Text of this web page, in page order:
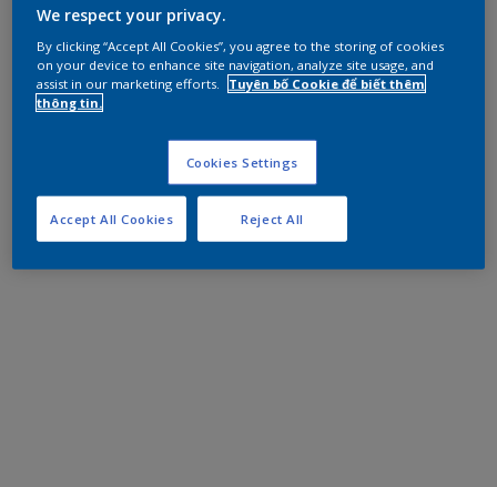
We respect your privacy.
By clicking “Accept All Cookies”, you agree to the storing of cookies
on your device to enhance site navigation, analyze site usage, and
assist in our marketing efforts.
Tuyên bố Cookie để biết thêm
thông tin.
Cookies Settings
Reject All
Accept All Cookies